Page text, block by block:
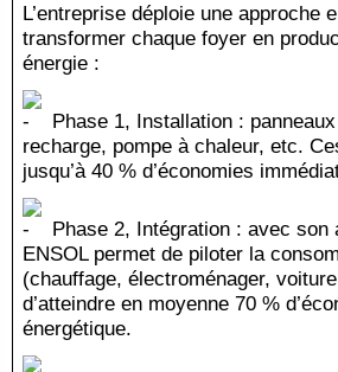
L’entreprise déploie une approche
transformer chaque foyer en
énergie :
Phase 1, Installation :
recharge, pompe à chaleur, etc.
jusqu’à 40 % d’économies
Phase 2, Intégration : avec
ENSOL permet de piloter la
(chauffage, électroménager,
d’atteindre en moyenne 70 %
énergétique.